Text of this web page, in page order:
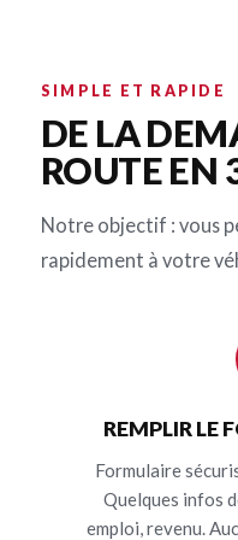
SIMPLE ET RAPIDE
DE LA
ROUTE EN
Notre objectif : vous
rapidement à votre
REMPLIR LE
Formulaire
Quelques infos
emploi, revenu.